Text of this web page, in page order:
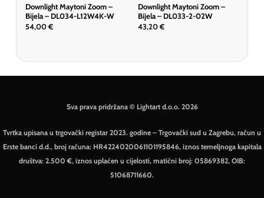
Downlight Maytoni Zoom –
Bijela – DL034-L12W4K-W
54,00 €
Downlight Maytoni Zoom –
Bijela – DL033-2-02W
43,20 €
Sva prava pridržana © Lightart d.o.o. 2026
Tvrtka upisana u trgovački registar 2023. godine – Trgovački sud u Zagrebu, račun u
Erste banci d.d., broj računa: HR4224020061101195846, iznos temeljnoga kapitala
društva: 2.500 €, iznos uplaćen u cijelosti, matični broj: 05869382, OIB:
51068711660.